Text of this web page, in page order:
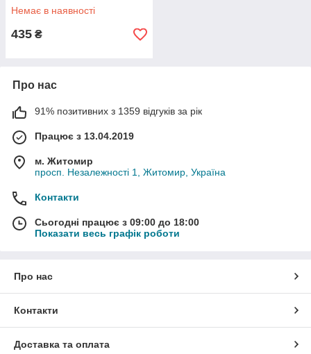
Немає в наявності
435 ₴
Про нас
91% позитивних з 1359 відгуків за рік
Працює з 13.04.2019
м. Житомир
просп. Незалежності 1, Житомир, Україна
Контакти
Сьогодні працює з 09:00 до 18:00
Показати весь графік роботи
Про нас
Контакти
Доставка та оплата